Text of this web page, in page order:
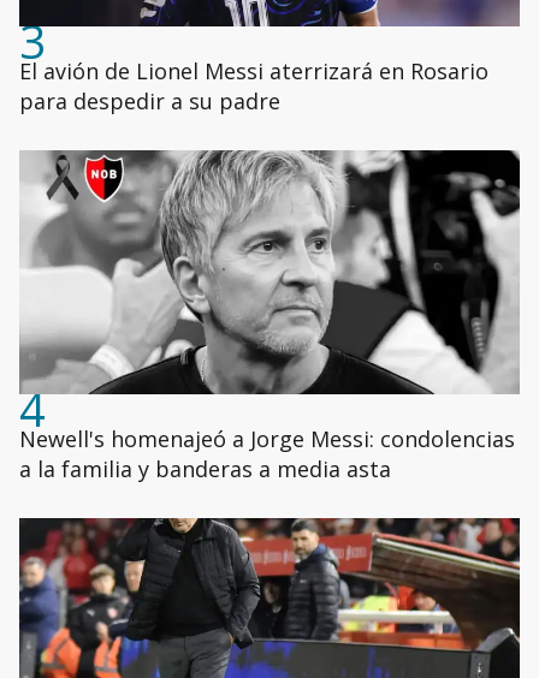
3
El avión de Lionel Messi aterrizará en Rosario
para despedir a su padre
4
Newell's homenajeó a Jorge Messi: condolencias
a la familia y banderas a media asta